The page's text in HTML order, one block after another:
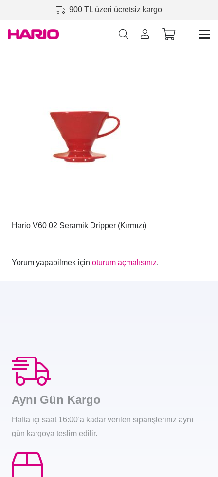
900 TL üzeri ücretsiz kargo
Hario V60 02 Seramik Dripper (Kırmızı)
Yorum yapabilmek için oturum açmalısınız.
Aynı Gün Kargo
Hafta içi saat 16:00’a kadar verilen siparişleriniz aynı
gün kargoya teslim edilir.